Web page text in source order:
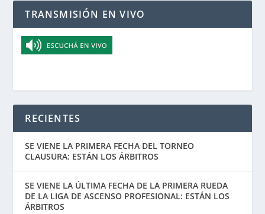
TRANSMISIÓN EN VIVO
RECIENTES
SE VIENE LA PRIMERA FECHA DEL TORNEO
CLAUSURA: ESTÁN LOS ÁRBITROS
SE VIENE LA ÚLTIMA FECHA DE LA PRIMERA RUEDA
DE LA LIGA DE ASCENSO PROFESIONAL: ESTÁN LOS
ÁRBITROS